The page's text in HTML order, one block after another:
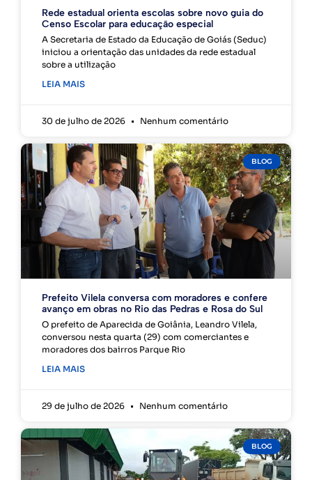
Rede estadual orienta escolas sobre novo guia do
Censo Escolar para educação especial
A Secretaria de Estado da Educação de Goiás (Seduc)
iniciou a orientação das unidades da rede estadual
sobre a utilização
LEIA MAIS
30 de julho de 2026 Nenhum comentário
BLOG
Prefeito Vilela conversa com moradores e confere
avanço em obras no Rio das Pedras e Rosa do Sul
O prefeito de Aparecida de Goiânia, Leandro Vilela,
conversou nesta quarta (29) com comerciantes e
moradores dos bairros Parque Rio
LEIA MAIS
29 de julho de 2026 Nenhum comentário
BLOG